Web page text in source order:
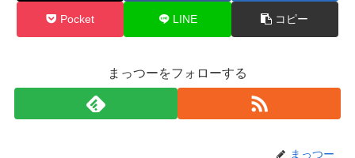
Pocket LINE コピー
まっつーをフォローする
まっつー